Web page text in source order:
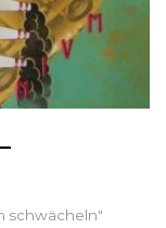
schwächeln"